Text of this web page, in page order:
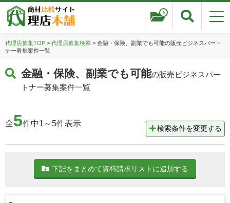
0
代理店募集TOP> 代理店募集検索> 金融・保険、副業でも可能の販売ビジネスパート
ナー募集案件一覧
金融・保険、副業でも可能の販売ビジネスパー
トナー募集案件一覧
全5件中1～5件表示
検索条件を変更する
下記をまとめて資料請求リストに追加する